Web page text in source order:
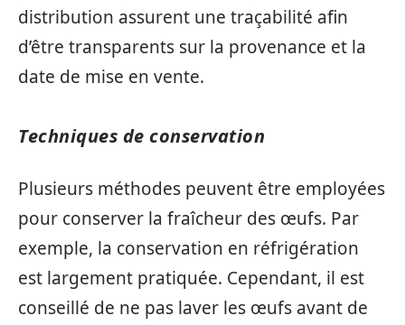
distribution assurent une traçabilité afin
d’être transparents sur la provenance et la
date de mise en vente.
Techniques de conservation
Plusieurs méthodes peuvent être employées
pour conserver la fraîcheur des œufs. Par
exemple, la conservation en réfrigération
est largement pratiquée. Cependant, il est
conseillé de ne pas laver les œufs avant de